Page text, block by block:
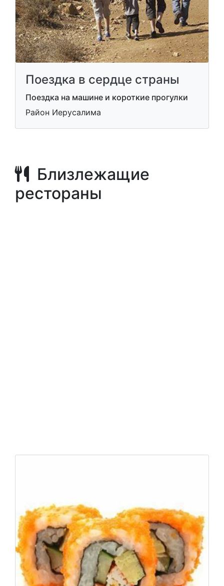
Поездка в сердце страны
Поездка на машине и короткие прогулки
Район Иерусалима
Близлежащие
рестораны